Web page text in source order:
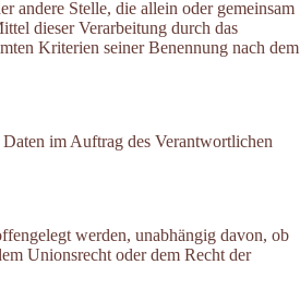
andere Stelle, die allein oder gemeinsam
dieser Verarbeitung durch das
Kriterien seiner Benennung nach dem
im Auftrag des Verantwortlichen
werden, unabhängig davon, ob
Unionsrecht oder dem Recht der